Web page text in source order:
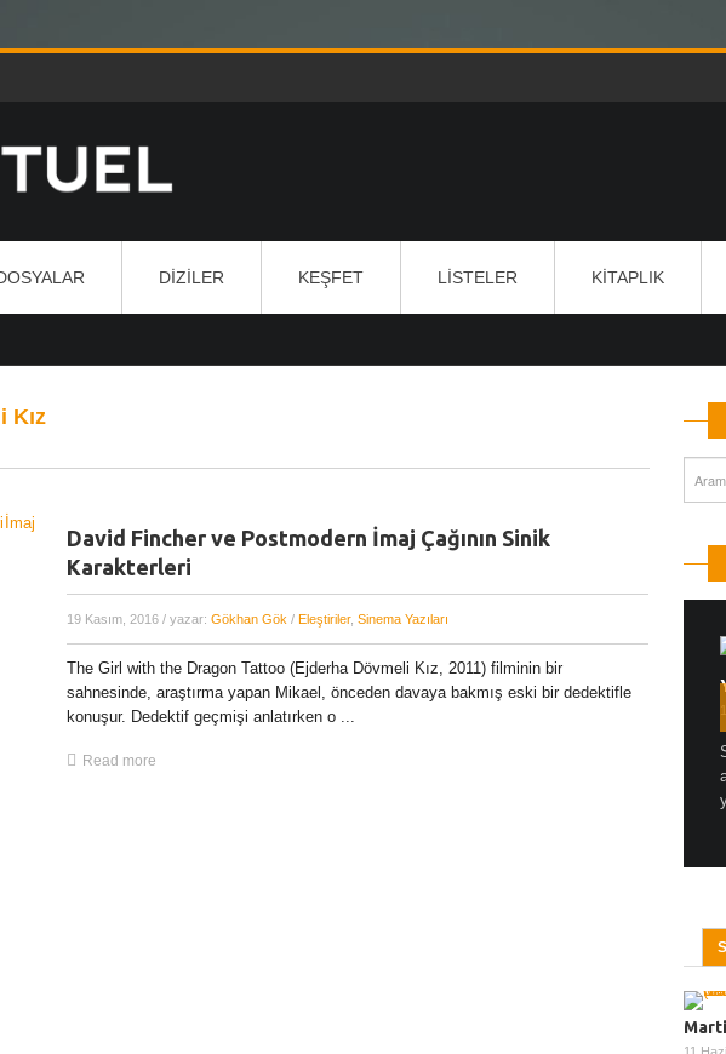
DIZILER KEŞFET LISTELER KITAPLIK
Kız
David Fincher ve Postmodern İmaj Çağının Sinik
Karakterleri
19 Kasım, 2016 / yazar: Gökhan Gök / Eleştiriler, Sinema Yazıları
The Girl with the Dragon Tattoo (Ejderha Dövmeli Kız, 2011) filminin bir
sahnesinde, araştırma yapan Mikael, önceden davaya bakmış eski bir dedektifle
konuşur. Dedektif geçmişi anlatırken o ...
Read more
Yönetmen Sineması: Jane Campion